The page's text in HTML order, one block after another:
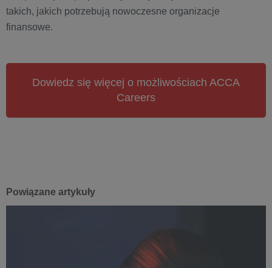
takich, jakich potrzebują nowoczesne organizacje
finansowe.
Dowiedz się więcej o możliwościach ACCA
Careers
Powiązane artykuły